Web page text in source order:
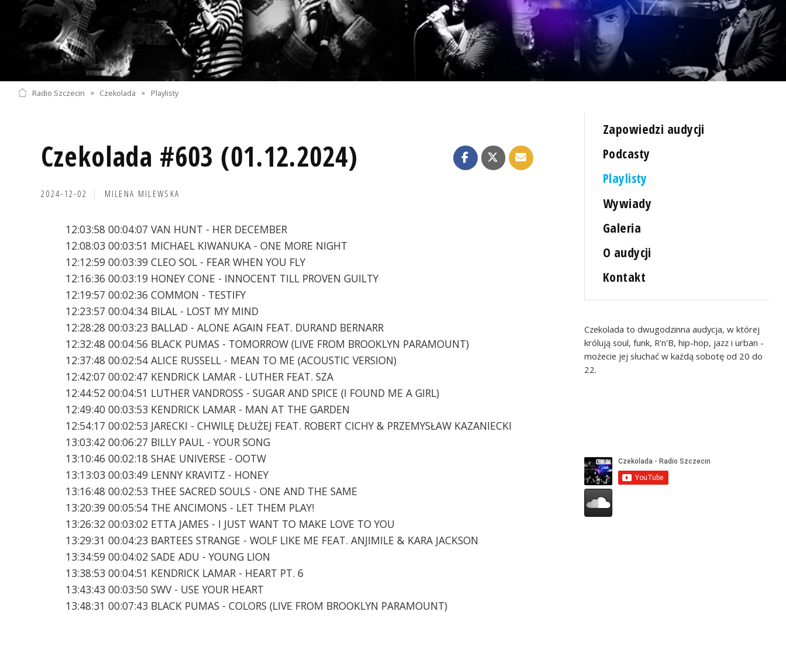
Radio Szczecin » Czekolada » Playlisty
Czekolada #603 (01.12.2024)
2024-12-02 MILENA MILEWSKA
12:03:58 00:04:07 VAN HUNT - HER DECEMBER
12:08:03 00:03:51 MICHAEL KIWANUKA - ONE MORE NIGHT
12:12:59 00:03:39 CLEO SOL - FEAR WHEN YOU FLY
12:16:36 00:03:19 HONEY CONE - INNOCENT TILL PROVEN GUILTY
12:19:57 00:02:36 COMMON - TESTIFY
12:23:57 00:04:34 BILAL - LOST MY MIND
12:28:28 00:03:23 BALLAD - ALONE AGAIN FEAT. DURAND BERNARR
12:32:48 00:04:56 BLACK PUMAS - TOMORROW (LIVE FROM BROOKLYN PARAMOUNT)
12:37:48 00:02:54 ALICE RUSSELL - MEAN TO ME (ACOUSTIC VERSION)
12:42:07 00:02:47 KENDRICK LAMAR - LUTHER FEAT. SZA
12:44:52 00:04:51 LUTHER VANDROSS - SUGAR AND SPICE (I FOUND ME A GIRL)
12:49:40 00:03:53 KENDRICK LAMAR - MAN AT THE GARDEN
12:54:17 00:02:53 JARECKI - CHWILĘ DŁUŻEJ FEAT. ROBERT CICHY & PRZEMYSŁAW KAZANIECKI
13:03:42 00:06:27 BILLY PAUL - YOUR SONG
13:10:46 00:02:18 SHAE UNIVERSE - OOTW
13:13:03 00:03:49 LENNY KRAVITZ - HONEY
13:16:48 00:02:53 THEE SACRED SOULS - ONE AND THE SAME
13:20:39 00:05:54 THE ANCIMONS - LET THEM PLAY!
13:26:32 00:03:02 ETTA JAMES - I JUST WANT TO MAKE LOVE TO YOU
13:29:31 00:04:23 BARTEES STRANGE - WOLF LIKE ME FEAT. ANJIMILE & KARA JACKSON
13:34:59 00:04:02 SADE ADU - YOUNG LION
13:38:53 00:04:51 KENDRICK LAMAR - HEART PT. 6
13:43:43 00:03:50 SWV - USE YOUR HEART
13:48:31 00:07:43 BLACK PUMAS - COLORS (LIVE FROM BROOKLYN PARAMOUNT)
Zapowiedzi audycji
Podcasty
Playlisty
Wywiady
Galeria
O audycji
Kontakt
Czekolada to dwugodzinna audycja, w której
królują soul, funk, R'n'B, hip-hop, jazz i urban -
możecie jej słuchać w każdą sobotę od 20 do
22.